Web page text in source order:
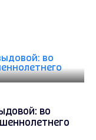
во